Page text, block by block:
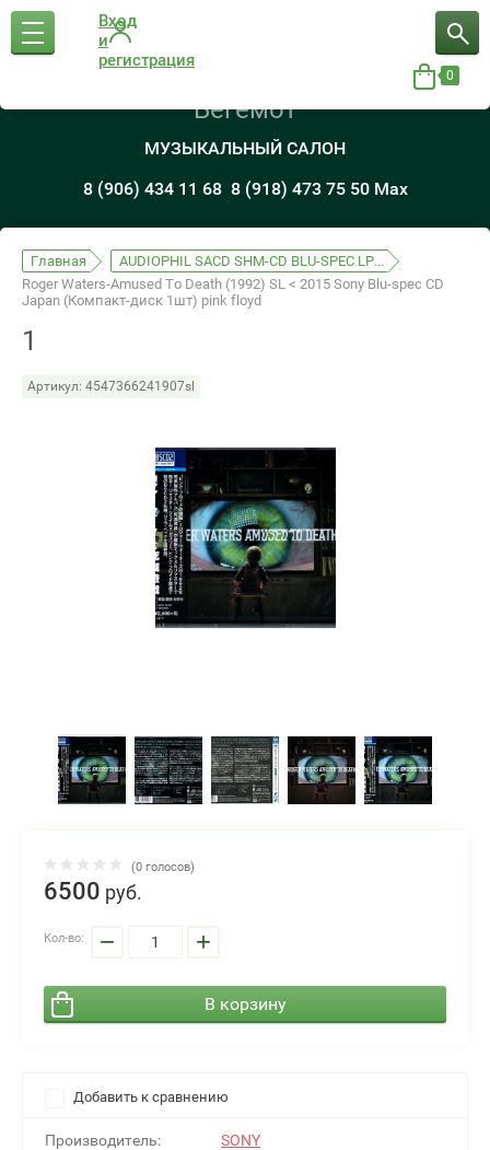
Вход
и
регистрация
0
Бегемот
МУЗЫКАЛЬНЫЙ САЛОН
8 (906) 434 11 68 8 (918) 473 75 50 Max
Главная
AUDIOPHIL SACD SHM-CD BLU-SPEC LP...
Roger Waters-Amused To Death (1992) SL < 2015 Sony Blu-spec CD
Japan (Компакт-диск 1шт) pink floyd
1
Артикул: 4547366241907sl
(0 голосов)
6500 руб.
Кол-во: − +
В корзину
Добавить к сравнению
Производитель: SONY